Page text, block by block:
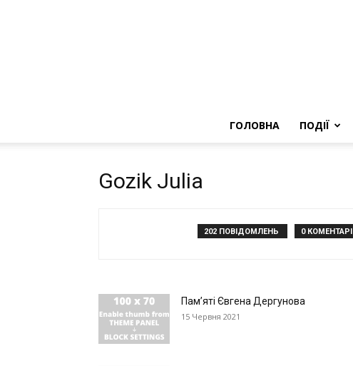
ГОЛОВНА ПОДІЇ
Gozik Julia
202 ПОВІДОМЛЕНЬ 0 КОМЕНТАРІ
Пам’яті Євгена Дергунова
15 Червня 2021